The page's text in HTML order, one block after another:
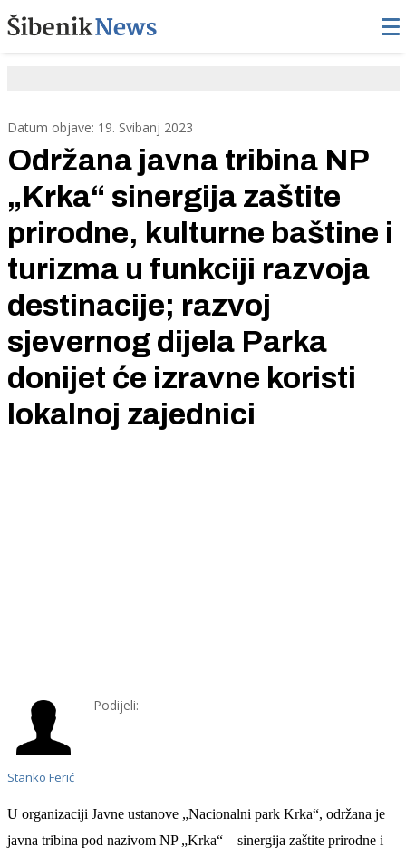
Datum objave: 19. Svibanj 2023
Održana javna tribina NP
„Krka“ sinergija zaštite
prirodne, kulturne baštine i
turizma u funkciji razvoja
destinacije; razvoj
sjevernog dijela Parka
donijet će izravne koristi
lokalnoj zajednici
Stanko Ferić
Podijeli:
U organizaciji Javne ustanove „Nacionalni park Krka“, održana je
javna tribina pod nazivom NP „Krka“ – sinergija zaštite prirodne i